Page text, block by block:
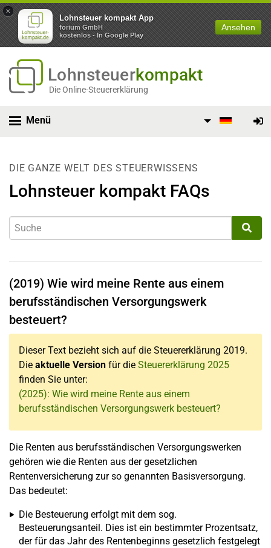
×
Lohnsteuer kompakt App
forium GmbH
kostenlos - In Google Play
Ansehen
Lohnsteuerkompakt
Die Online-Steuererklärung
Menü
DIE GANZE WELT DES STEUERWISSENS
Lohnsteuer kompakt FAQs
(2019) Wie wird meine Rente aus einem
berufsständischen Versorgungswerk
besteuert?
Dieser Text bezieht sich auf die Steuererklärung 2019.
Die aktuelle Version für die Steuererklärung 2025
finden Sie unter:
(2025): Wie wird meine Rente aus einem
berufsständischen Versorgungswerk besteuert?
Die Renten aus berufsständischen Versorgungswerken
gehören wie die Renten aus der gesetzlichen
Rentenversicherung zur so genannten Basisversorgung.
Das bedeutet:
Die Besteuerung erfolgt mit dem sog.
Besteuerungsanteil. Dies ist ein bestimmter Prozentsatz,
der für das Jahr des Rentenbeginns gesetzlich festgelegt